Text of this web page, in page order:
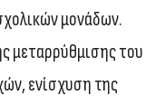
μονάδων.
μεταρρύθμισης του
ενίσχυση της